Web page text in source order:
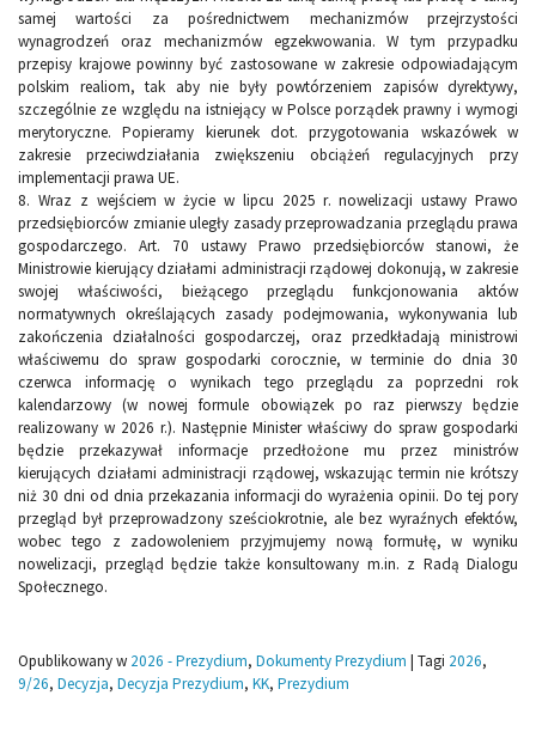
samej wartości za pośrednictwem mechanizmów przejrzystości
wynagrodzeń oraz mechanizmów egzekwowania. W tym przypadku
przepisy krajowe powinny być zastosowane w zakresie odpowiadającym
polskim realiom, tak aby nie były powtórzeniem zapisów dyrektywy,
szczególnie ze względu na istniejący w Polsce porządek prawny i wymogi
merytoryczne. Popieramy kierunek dot. przygotowania wskazówek w
zakresie przeciwdziałania zwiększeniu obciążeń regulacyjnych przy
implementacji prawa UE.
8. Wraz z wejściem w życie w lipcu 2025 r. nowelizacji ustawy Prawo
przedsiębiorców zmianie uległy zasady przeprowadzania przeglądu prawa
gospodarczego. Art. 70 ustawy Prawo przedsiębiorców stanowi, że
Ministrowie kierujący działami administracji rządowej dokonują, w zakresie
swojej właściwości, bieżącego przeglądu funkcjonowania aktów
normatywnych określających zasady podejmowania, wykonywania lub
zakończenia działalności gospodarczej, oraz przedkładają ministrowi
właściwemu do spraw gospodarki corocznie, w terminie do dnia 30
czerwca informację o wynikach tego przeglądu za poprzedni rok
kalendarzowy (w nowej formule obowiązek po raz pierwszy będzie
realizowany w 2026 r.). Następnie Minister właściwy do spraw gospodarki
będzie przekazywał informacje przedłożone mu przez ministrów
kierujących działami administracji rządowej, wskazując termin nie krótszy
niż 30 dni od dnia przekazania informacji do wyrażenia opinii. Do tej pory
przegląd był przeprowadzony sześciokrotnie, ale bez wyraźnych efektów,
wobec tego z zadowoleniem przyjmujemy nową formułę, w wyniku
nowelizacji, przegląd będzie także konsultowany m.in. z Radą Dialogu
Społecznego.
Opublikowany w 2026 - Prezydium, Dokumenty Prezydium | Tagi 2026,
9/26, Decyzja, Decyzja Prezydium, KK, Prezydium